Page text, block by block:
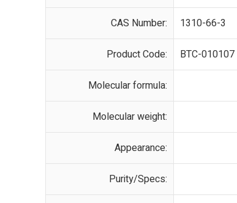
CAS Number: 1310-66-3
Product Code: BTC-010107
Molecular formula:
Molecular weight:
Appearance:
Purity/Specs: